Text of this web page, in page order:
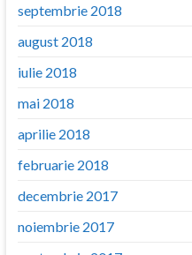
septembrie 2018
august 2018
iulie 2018
mai 2018
aprilie 2018
februarie 2018
decembrie 2017
noiembrie 2017